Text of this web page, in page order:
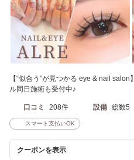
【“似合う”が見つかる eye & nail
ル同日施術も受付中♪
口コミ 208件 設備 総数5
スマート支払いOK
クーポンを表示